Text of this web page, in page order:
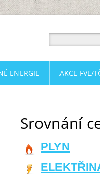
Srovnání
PLYN
ENERGIE AKCE FVE/